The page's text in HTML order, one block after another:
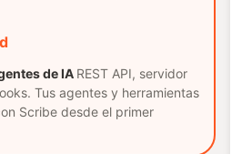
de IA REST API, servidor
Tus agentes y herramientas
Scribe desde el primer